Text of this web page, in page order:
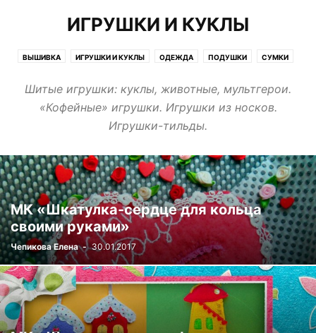
ИГРУШКИ И КУКЛЫ
ВЫШИВКА ИГРУШКИ И КУКЛЫ ОДЕЖДА ПОДУШКИ СУМКИ
Шитые игрушки: куклы, животные, мультгерои.
«Кофейные» игрушки. Игрушки из носков.
Игрушки-тильды.
МК «Шкатулка-сердце для кольца
своими руками»
Чепикова Елена - 30.01.2017